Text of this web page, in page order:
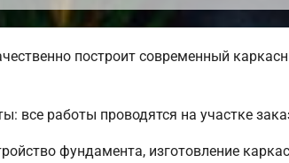
построит современный
все работы проводятся на участке
фундамента, изготовление